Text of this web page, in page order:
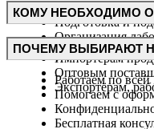
Консультация
Подготовка и
Организация
Получение
КОМУ НЕОБХОДИМО
Производителям
Импортёрам
Оптовым
Экспортёрам,
ПОЧЕМУ ВЫБИРАЮТ
Работаем по всей
Помогаем с
Бесплатная